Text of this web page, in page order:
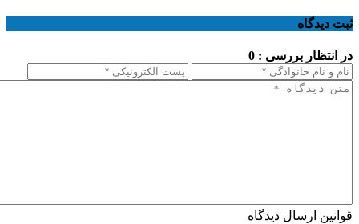
ثبت دیدگاه
در انتظار بررسی : 0
قوانین ارسال دیدگاه